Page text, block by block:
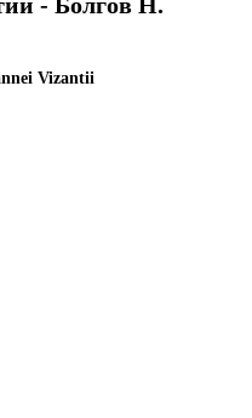
- Болгов Н.
Vizantii